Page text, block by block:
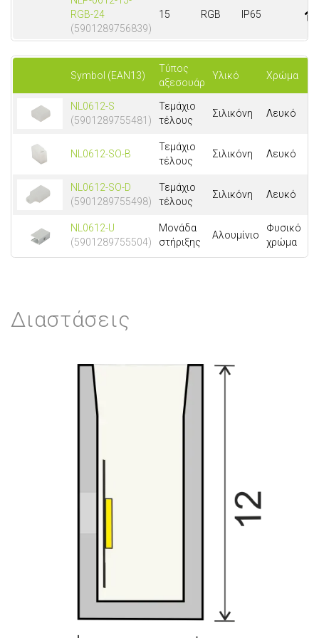
RGB-24
(5901289756839)
15 RGB IP65
Symbol (EAN13)
Τύπος
αξεσουάρ
Υλικό Χρώμα
NL0612-S
(5901289755481)
Τεμάχιο
τέλους
Σιλικόνη Λευκό
NL0612-SO-B
Τεμάχιο
τέλους
Σιλικόνη Λευκό
NL0612-SO-D
(5901289755498)
Τεμάχιο
τέλους
Σιλικόνη Λευκό
NL0612-U
(5901289755504)
Μονάδα
στήριξης
Αλουμίνιο
Φυσικό
χρώμα
Διαστάσεις